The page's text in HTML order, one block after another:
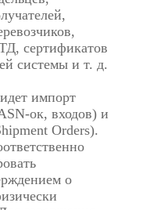
сертификатов
системы и т. д.
импорт
ок, входов) и
Orders).
о